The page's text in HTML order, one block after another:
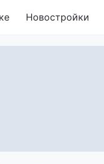
Новостройки